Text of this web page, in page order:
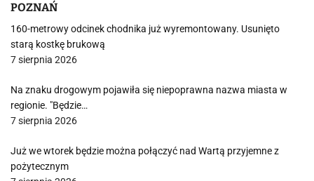
POZNAŃ
160-metrowy odcinek chodnika już wyremontowany. Usunięto
starą kostkę brukową
7 sierpnia 2026
Na znaku drogowym pojawiła się niepoprawna nazwa miasta w
regionie. "Będzie…
7 sierpnia 2026
Już we wtorek będzie można połączyć nad Wartą przyjemne z
pożytecznym